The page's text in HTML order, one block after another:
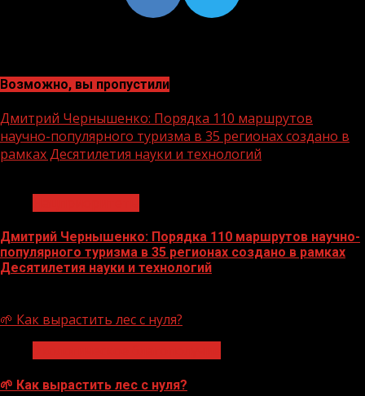
Возможно, вы пропустили
Дмитрий Чернышенко: Порядка 110 маршрутов
научно-популярного туризма в 35 регионах создано в
рамках Десятилетия науки и технологий
Дмитрий Чернышенко: Порядка 110 маршрутов научно-
популярного туризма в 35 регионах создано в рамках
Десятилетия науки и технологий
🌱 Как вырастить лес с нуля?
🌱 Как вырастить лес с нуля?